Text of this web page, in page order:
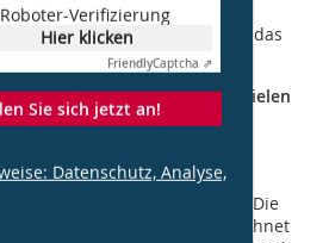
verschiedene Projekte, wo wir das
werden.
nun eine Möglichkeit von vielen
Manthey, dieses Thema in
umsetzen? Ist der
eine Referenz?
eine positive Referenz. Die
ist doch schon gekennzeichnet
Verifizierung
Hier klicken
FriendlyCaptcha ⇗
Sie sich jetzt an!
Datenschutz, Analyse,